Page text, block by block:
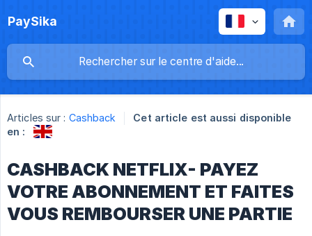
PaySika
Articles sur : Cashback
Cet article est aussi disponible
en :
CASHBACK NETFLIX- PAYEZ
VOTRE ABONNEMENT ET FAITES
VOUS REMBOURSER UNE PARTIE